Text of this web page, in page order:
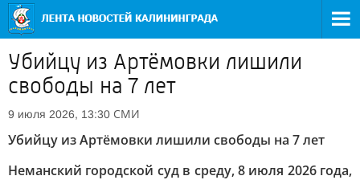
Убийцу из Артёмовки лишили
свободы на 7 лет
9 июля 2026, 13:30 СМИ
Убийцу из Артёмовки лишили свободы на 7 лет
Неманский городской суд в среду, 8 июля 2026 года,